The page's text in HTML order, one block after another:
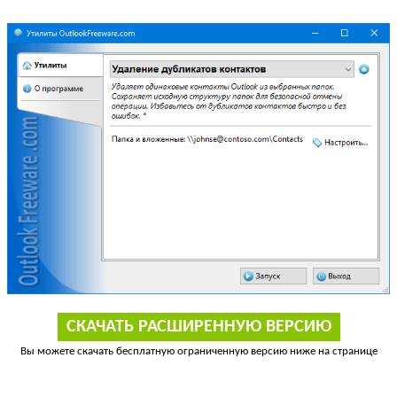
СКАЧАТЬ РАСШИРЕННУЮ ВЕРСИЮ
Вы можете скачать бесплатную ограниченную версию ниже на странице